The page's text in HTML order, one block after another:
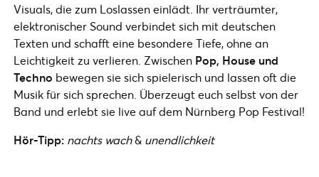
Visuals, die zum Loslassen einlädt. Ihr verträumter,
elektronischer Sound verbindet sich mit deutschen
Texten und schafft eine besondere Tiefe, ohne an
Leichtigkeit zu verlieren. Zwischen Pop, House und
Techno bewegen sie sich spielerisch und lassen oft die
Musik für sich sprechen. Überzeugt euch selbst von der
Band und erlebt sie live auf dem Nürnberg Pop Festival!
Hör-Tipp: nachts wach& unendlichkeit